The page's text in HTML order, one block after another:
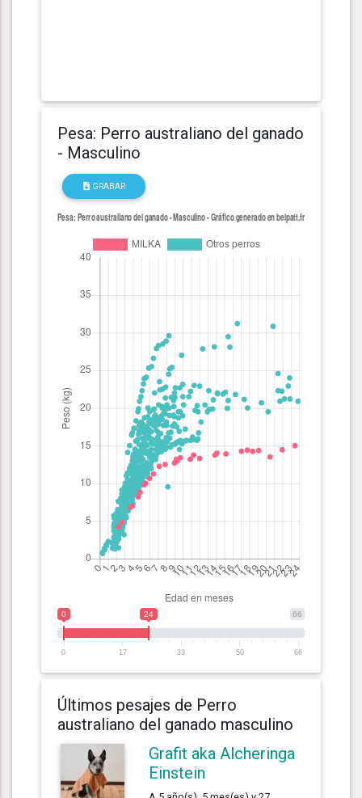
Pesa: Perro australiano del ganado
- Masculino
GRABAR
66
0 24
0 17 33 50 66
Últimos pesajes de Perro
australiano del ganado masculino
Grafit aka Alcheringa
Einstein